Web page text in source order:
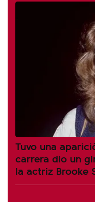
Tuvo una
carrera dio un
la actriz Brooke